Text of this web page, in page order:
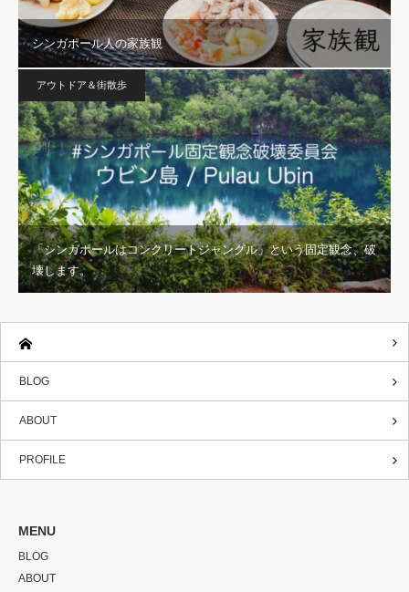
シンガポール人の家族観
アウトドア＆街散歩
「シンガポールはコンクリートジャングル」という固定観念、破
壊します。
BLOG
ABOUT
PROFILE
MENU
BLOG
ABOUT